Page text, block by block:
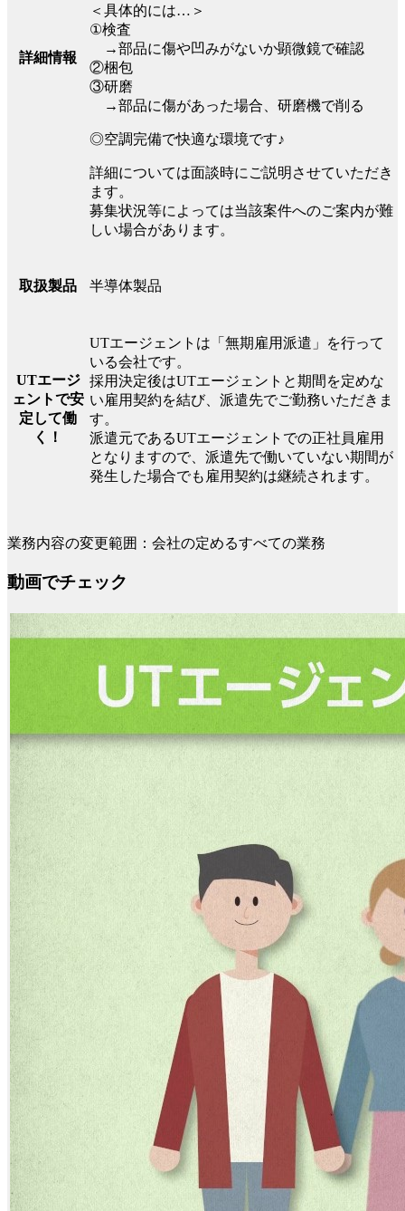
詳細情報
＜具体的には…＞
①検査
→部品に傷や凹みがないか顕微鏡で確認
②梱包
③研磨
→部品に傷があった場合、研磨機で削る
◎空調完備で快適な環境です♪
詳細については面談時にご説明させていただき
ます。
募集状況等によっては当該案件へのご案内が難
しい場合があります。
取扱製品 半導体製品
UTエージ
ェントで安
定して働
く！
UTエージェントは「無期雇用派遣」を行って
いる会社です。
採用決定後はUTエージェントと期間を定めな
い雇用契約を結び、派遣先でご勤務いただきま
す。
派遣元であるUTエージェントでの正社員雇用
となりますので、派遣先で働いていない期間が
発生した場合でも雇用契約は継続されます。
業務内容の変更範囲：会社の定めるすべての業務
動画でチェック